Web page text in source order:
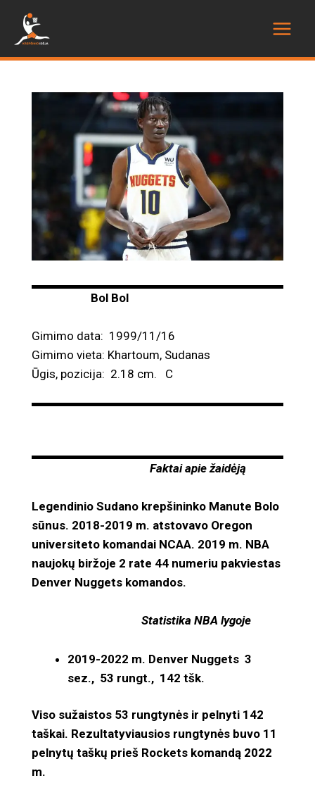
Bol Bol
Gimimo data: 1999/11/16
Gimimo vieta: Khartoum, Sudanas
Ūgis, pozicija: 2.18 cm. C
Faktai apie žaidėją
Legendinio Sudano krepšininko Manute Bolo
sūnus. 2018-2019 m. atstovavo Oregon
universiteto komandai NCAA. 2019 m. NBA
naujokų biržoje 2 rate 44 numeriu pakviestas
Denver Nuggets komandos.
Statistika NBA lygoje
2019-2022 m. Denver Nuggets 3
sez., 53 rungt., 142 tšk.
Viso sužaistos 53 rungtynės ir pelnyti 142
taškai. Rezultatyviausios rungtynės buvo 11
pelnytų taškų prieš Rockets komandą 2022
m.